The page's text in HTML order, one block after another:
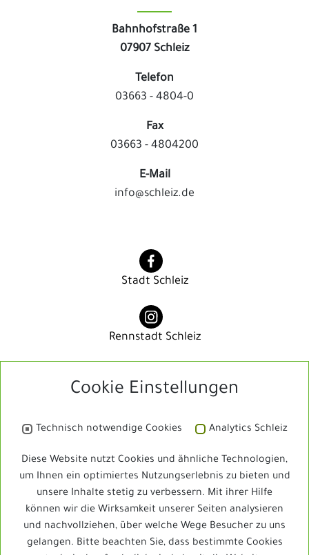
Bahnhofstraße 1
07907 Schleiz
Telefon
03663 - 4804-0
Fax
03663 - 4804200
E-Mail
info@schleiz.de
Stadt Schleiz
Rennstadt Schleiz
Rennstadt Schleiz
Schleizer Dreieck Jedermann
Cookie Einstellungen
Technisch notwendige Cookies Analytics Schleiz
Diese Website nutzt Cookies und ähnliche Technologien,
um Ihnen ein optimiertes Nutzungserlebnis zu bieten und
unsere Inhalte stetig zu verbessern. Mit ihrer Hilfe
können wir die Wirksamkeit unserer Seiten analysieren
und nachvollziehen, über welche Wege Besucher zu uns
gelangen. Bitte beachten Sie, dass bestimmte Cookies